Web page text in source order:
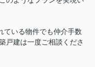
ている物件でも仲介手数
戸建は一度ご相談くださ